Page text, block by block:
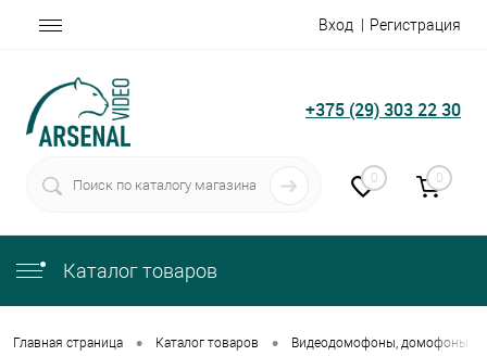
Вход Регистрация
+375 (29) 303 22 30
0 0
Каталог товаров
Главная страница • Каталог товаров • Видеодомофоны, домофоны